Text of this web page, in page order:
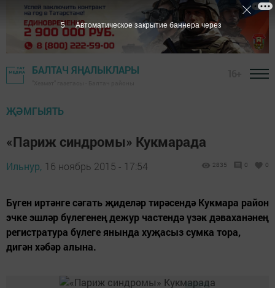
БАЛТАЧ ЯҢАЛЫКЛАРЫ
ҖӘМГЫЯТЬ
«Париж синдромы» Кукмарада
Ильнур, 16 ноябрь 2015 - 17:54 2835 0 0
Бүген иртәнге сәгать җиделәр тирәсендә Кукмара район
эчке эшләр бүлегенең дежур частендә үзәк дәваханәнең
регистратура бүлеге янында хуҗасыз сумка тора,
дигән хәбәр алына.
5 Автоматическое закрытие баннера через